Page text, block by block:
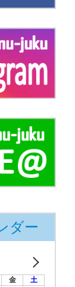
ダー
金 土